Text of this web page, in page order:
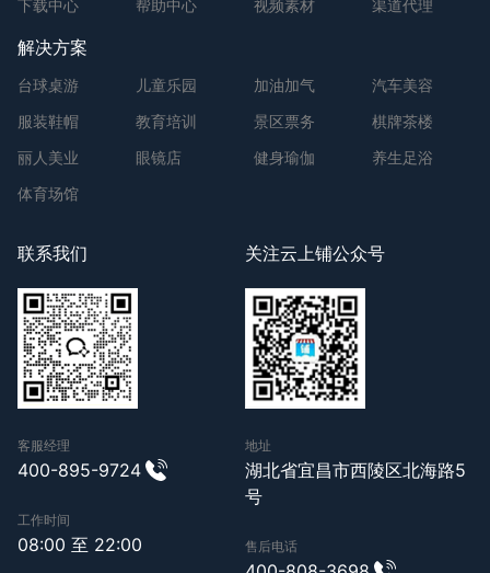
下载中心 帮助中心 视频素材 渠道代理
解决方案
台球桌游 儿童乐园 加油加气
汽车美容
服装鞋帽
教育培训 景区票务
棋牌茶楼
丽人美业
眼镜店 健身瑜伽
养生足浴
体育场馆
联系我们
客服经理
400-895-9724
工作时间
08:00 至 22:00
关注云上铺公众号
地址
湖北省宜昌市西陵区北海路5
号
售后电话